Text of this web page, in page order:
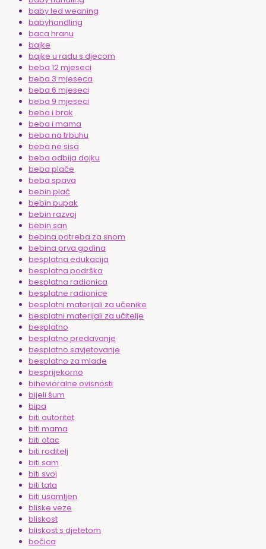
baby led weaning
babyhandling
baca hranu
bajke
bajke u radu s djecom
beba 12 mjeseci
beba 3 mjeseca
beba 6 mjeseci
beba 9 mjeseci
beba i brak
beba i mama
beba na trbuhu
beba ne sisa
beba odbija dojku
beba plače
beba spava
bebin plač
bebin pupak
bebin razvoj
bebin san
bebina potreba za snom
bebina prva godina
besplatna edukacija
besplatna podrška
besplatna radionica
besplatne radionice
besplatni materijali za učenike
besplatni materijali za učitelje
besplatno
besplatno predavanje
besplatno savjetovanje
besplatno za mlade
besprijekorno
bihevioralne ovisnosti
bijeli šum
bipa
biti autoritet
biti mama
biti otac
biti roditelj
biti sam
biti svoj
biti tata
biti usamljen
bliske veze
bliskost
bliskost s djetetom
bočica